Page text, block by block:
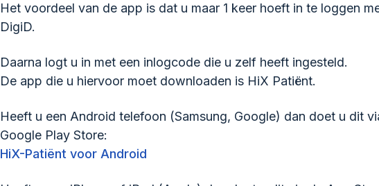
Het voordeel van de app is dat u maar 1 keer hoeft in te loggen
DigiD.
Daarna logt u in met een inlogcode die u zelf heeft ingesteld.
De app die u hiervoor moet downloaden is HiX Patiënt.
Heeft u een Android telefoon (Samsung, Google) dan doet u dit
Google Play Store:
HiX-Patiënt voor Android